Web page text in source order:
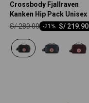
Crossbody Fjallraven
Kanken Hip Pack Unisex
S/ 219.90
-21
S/280.00